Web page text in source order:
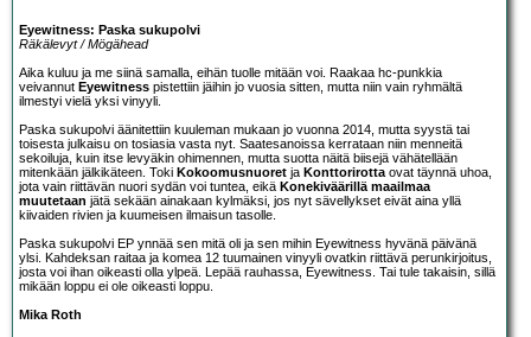
Eyewitness: Paska sukupolvi
Räkälevyt / Mögähead
Aika kuluu ja me siinä samalla, eihän tuolle mitään voi. Raakaa hc-punkkia
veivannut Eyewitness pistettiin jäihin jo vuosia sitten, mutta niin vain ryhmältä
ilmestyi vielä yksi vinyyli.
Paska sukupolvi äänitettiin kuuleman mukaan jo vuonna 2014, mutta syystä tai
toisesta julkaisu on tosiasia vasta nyt. Saatesanoissa kerrataan niin menneitä
sekoiluja, kuin itse levyäkin ohimennen, mutta suotta näitä biisejä vähätellään
mitenkään jälkikäteen. Toki Kokoomusnuoret ja Konttorirotta ovat täynnä uhoa,
jota vain riittävän nuori sydän voi tuntea, eikä Konekiväärillä maailmaa
muutetaan jätä sekään ainakaan kylmäksi, jos nyt sävellykset eivät aina yllä
kiivaiden rivien ja kuumeisen ilmaisun tasolle.
Paska sukupolvi EP ynnää sen mitä oli ja sen mihin Eyewitness hyvänä päivänä
ylsi. Kahdeksan raitaa ja komea 12 tuumainen vinyyli ovatkin riittävä perunkirjoitus,
josta voi ihan oikeasti olla ylpeä. Lepää rauhassa, Eyewitness. Tai tule takaisin, sillä
mikään loppu ei ole oikeasti loppu.
Mika Roth